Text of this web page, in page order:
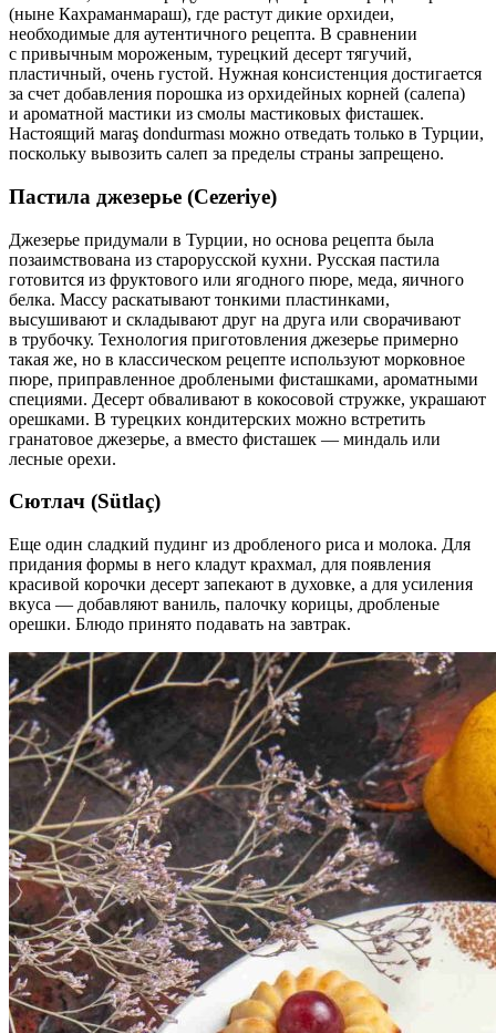
(ныне Кахраманмараш), где растут дикие орхидеи,
необходимые для аутентичного рецепта. В сравнении
с привычным мороженым, турецкий десерт тягучий,
пластичный, очень густой. Нужная консистенция достигается
за счет добавления порошка из орхидейных корней (салепа)
и ароматной мастики из смолы мастиковых фисташек.
Настоящий мaraş dondurması можно отведать только в Турции,
поскольку вывозить салеп за пределы страны запрещено.
Пастила джезерье (Cezeriye)
Джезерье придумали в Турции, но основа рецепта была
позаимствована из старорусской кухни. Русская пастила
готовится из фруктового или ягодного пюре, меда, яичного
белка. Массу раскатывают тонкими пластинками,
высушивают и складывают друг на друга или сворачивают
в трубочку. Технология приготовления джезерье примерно
такая же, но в классическом рецепте используют морковное
пюре, приправленное дроблеными фисташками, ароматными
специями. Десерт обваливают в кокосовой стружке, украшают
орешками. В турецких кондитерских можно встретить
гранатовое джезерье, а вместо фисташек — миндаль или
лесные орехи.
Сютлач (Sütlaç)
Еще один сладкий пудинг из дробленого риса и молока. Для
придания формы в него кладут крахмал, для появления
красивой корочки десерт запекают в духовке, а для усиления
вкуса — добавляют ваниль, палочку корицы, дробленые
орешки. Блюдо принято подавать на завтрак.